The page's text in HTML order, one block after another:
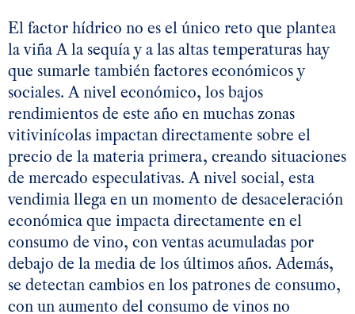
El factor hídrico no es el único reto que plantea
la viña A la sequía y a las altas temperaturas hay
que sumarle también factores económicos y
sociales. A nivel económico, los bajos
rendimientos de este año en muchas zonas
vitivinícolas impactan directamente sobre el
precio de la materia primera, creando situaciones
de mercado especulativas. A nivel social, esta
vendimia llega en un momento de desaceleración
económica que impacta directamente en el
consumo de vino, con ventas acumuladas por
debajo de la media de los últimos años. Además,
se detectan cambios en los patrones de consumo,
con un aumento del consumo de vinos no